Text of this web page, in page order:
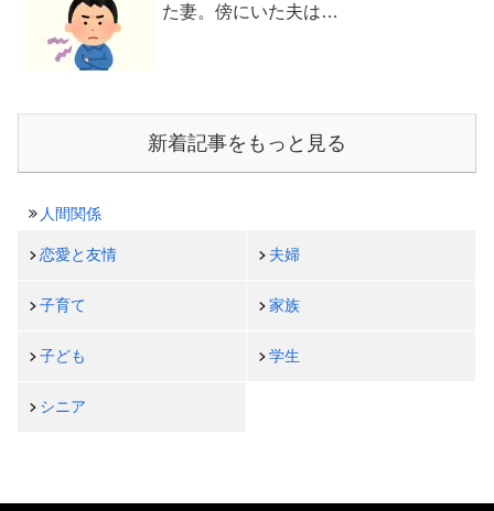
た妻。傍にいた夫は…
新着記事をもっと見る
人間関係
恋愛と友情 夫婦
子育て 家族
子ども 学生
シニア